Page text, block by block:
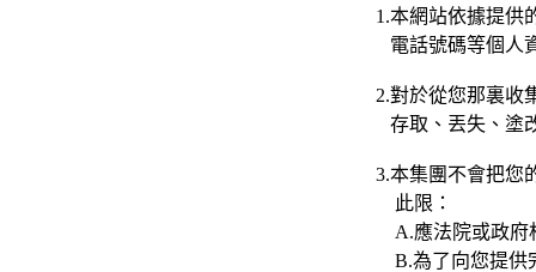
1.本網站依據提供
電話號碼等個人
2.對於從您那裏收
存取、丟失、塗改
3.本集團不會把您
此限：
A.應法院或政府
B.為了向您提供